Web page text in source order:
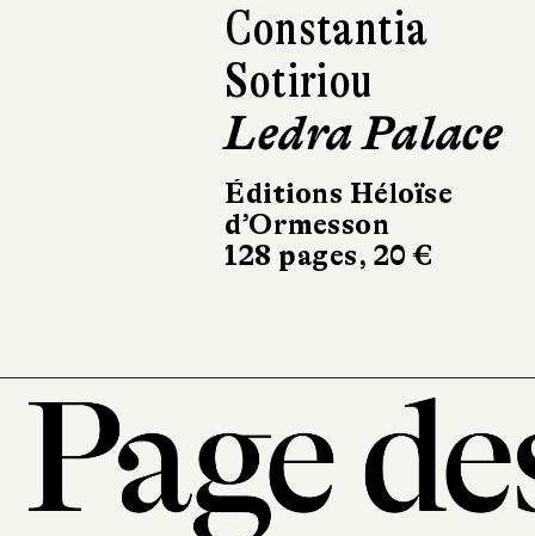
Constantia
Sotiriou
Ledra Palace
Éditions Héloïse
d’Ormesson
128 pages, 20 €
Jean-
Bouissou
100 %
Picquier
600 pages, 12